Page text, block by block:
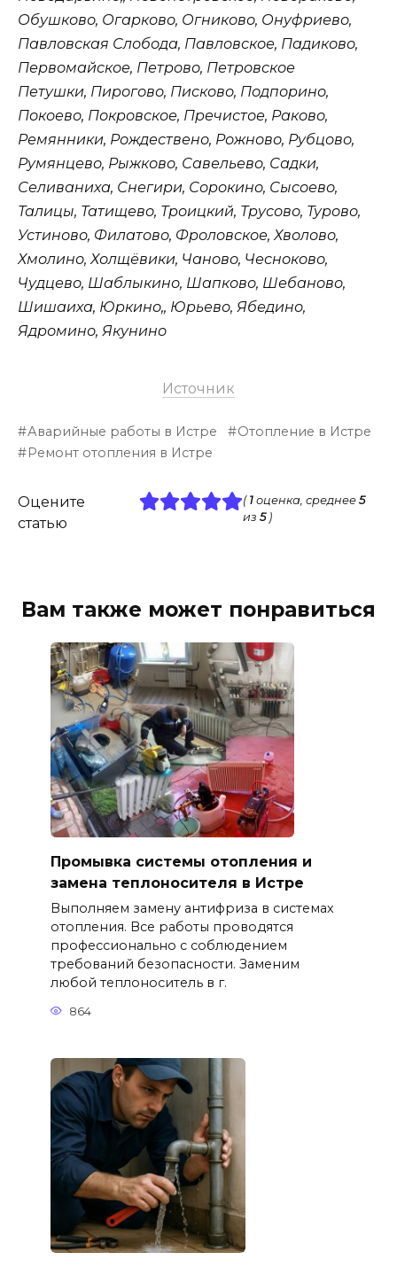
Обушково, Огарково, Огниково, Онуфриево,
Павловская Слобода, Павловское, Падиково,
Первомайское, Петрово, Петровское
Петушки, Пирогово, Писково, Подпорино,
Покоево, Покровское, Пречистое, Раково,
Ремянники, Рождествено, Рожново, Рубцово,
Румянцево, Рыжково, Савельево, Садки,
Селиваниха, Снегири, Сорокино, Сысоево,
Талицы, Татищево, Троицкий, Трусово, Турово,
Устиново, Филатово, Фроловское, Хволово,
Хмолино, Холщёвики, Чаново, Чесноково,
Чудцево, Шаблыкино, Шапково, Шебаново,
Шишаиха, Юркино,, Юрьево, Ябедино,
Ядромино, Якунино
Источник
Аварийные работы в Истре
Отопление в Истре
Ремонт отопления в Истре
Оцените
статью
( 1оценка, среднее 5
из 5)
Вам также может понравиться
Промывка системы отопления и
замена теплоносителя в Истре
Выполняем замену антифриза в системах
отопления. Все работы проводятся
профессионально с соблюдением
требований безопасности. Заменим
любой теплоноситель в г.
864